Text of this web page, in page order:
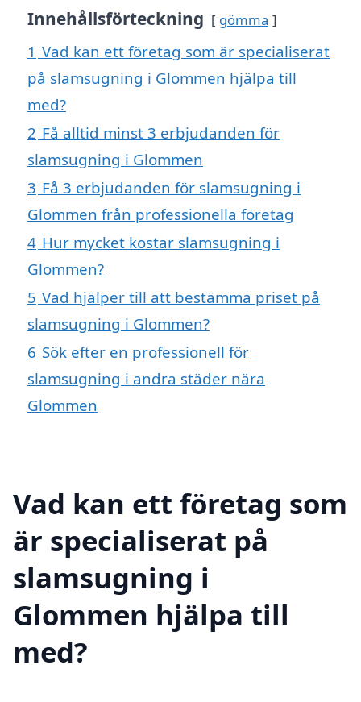
Innehållsförteckning gömma
1 Vad kan ett företag som är specialiserat
på slamsugning i Glommen hjälpa till
med?
2 Få alltid minst 3 erbjudanden för
slamsugning i Glommen
3 Få 3 erbjudanden för slamsugning i
Glommen från professionella företag
4 Hur mycket kostar slamsugning i
Glommen?
5 Vad hjälper till att bestämma priset på
slamsugning i Glommen?
6 Sök efter en professionell för
slamsugning i andra städer nära
Glommen
Vad kan ett företag som
är specialiserat på
slamsugning i
Glommen hjälpa till
med?